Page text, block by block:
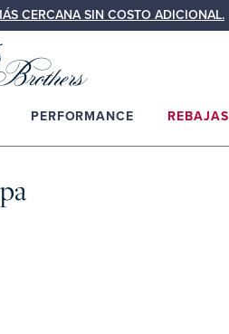
CERCANA SIN COSTO ADICIONAL.
PERFORMANCE REBAJAS